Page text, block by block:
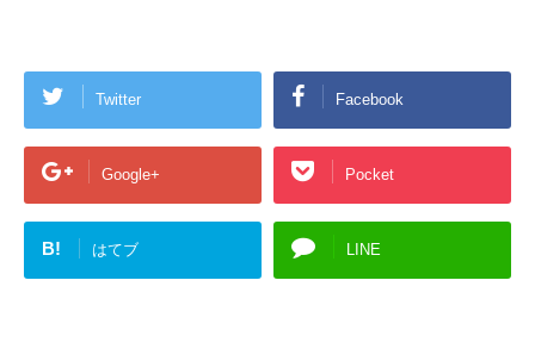
Twitter Facebook
Google+ Pocket
B! はてブ LINE